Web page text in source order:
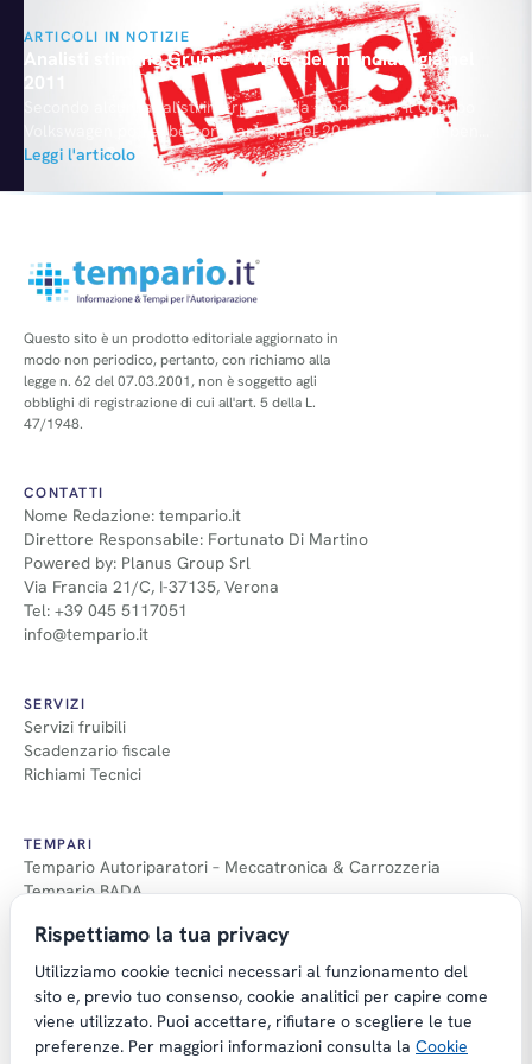
ARTICOLI IN NOTIZIE
Analisti stimano Gruppo VW leader mondiale già nel
2011
Secondo alcuni analisti interpellati da Bloomberg, il Gruppo
Volkswagen potrebbe coronare già nel 2011 (quindi con ben
sette anni di anticipo rispetto ai programmi) il sogno di
diventare il principale costruttore al mondo. La Casa tedesca
supererebbe in un colpo solo sia Toyota che General Motors
Leggi l'articolo
Questo sito è un prodotto editoriale aggiornato in
modo non periodico, pertanto, con richiamo alla
legge n. 62 del 07.03.2001, non è soggetto agli
obblighi di registrazione di cui all'art. 5 della L.
47/1948.
CONTATTI
Nome Redazione: tempario.it
Direttore Responsabile: Fortunato Di Martino
Powered by: Planus Group Srl
Via Francia 21/C, I-37135, Verona
Tel: +39 045 5117051
info@tempario.it
SERVIZI
Servizi fruibili
Scadenzario fiscale
Richiami Tecnici
TEMPARI
Tempario Autoriparatori – Meccatronica & Carrozzeria
Tempario BADA
Guida Applicazione Tempi
Copyright © Tempario.it | Powered by
Rispettiamo la tua privacy
Utilizziamo cookie tecnici necessari al funzionamento del
sito e, previo tuo consenso, cookie analitici per capire come
viene utilizzato. Puoi accettare, rifiutare o scegliere le tue
preferenze. Per maggiori informazioni consulta la Cookie